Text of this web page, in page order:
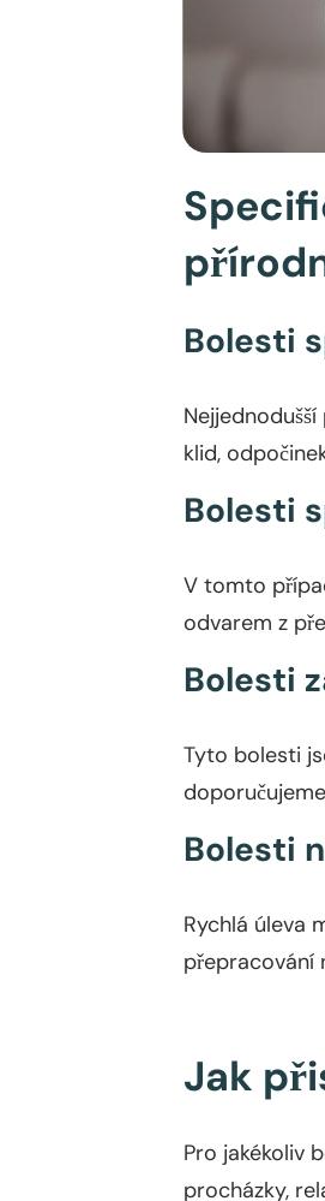
Bolesti
klid,
Bolesti
V tomto
odvarem z
Bolesti
Tyto bolesti
Bolesti
Rychlá úleva
přepracování
Jak
Pro jakékoliv
procházky,